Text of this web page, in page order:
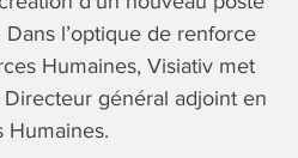
l’optique de renforce
Humaines, Visiativ met
général adjoint en
Humaines.